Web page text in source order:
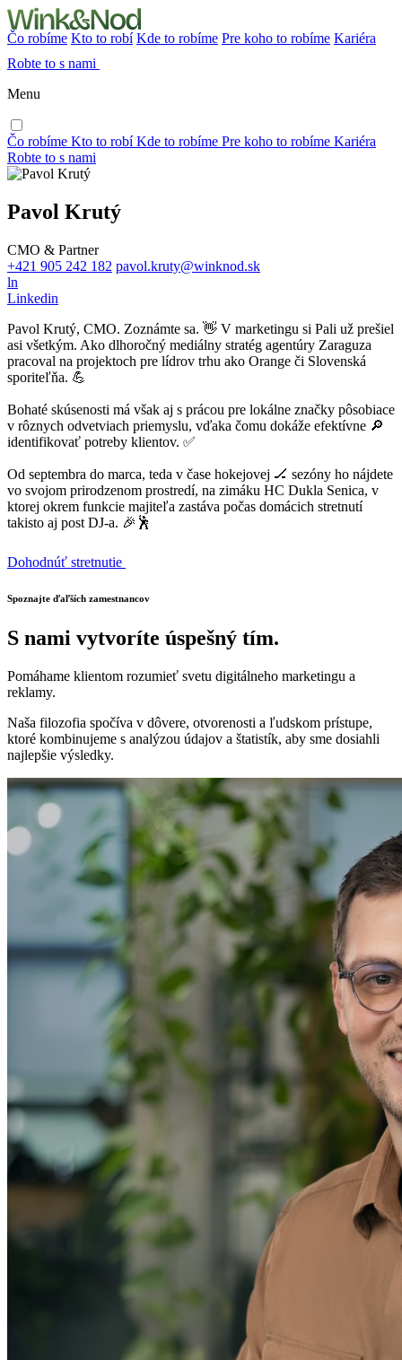
Čo robíme Kto to robí Kde to robíme Pre koho to robíme Kariéra
Robte to s nami
Menu
Čo robíme Kto to robíKde to robíme Pre koho to robíme Kariéra
Robte to s nami
Pavol Krutý
CMO & Partner
+421 905 242 182 pavol.kruty@winknod.sk
ln
Linkedin
Pavol Krutý, CMO. Zoznámte sa. 👋 V marketingu si Pali už prešiel
asi všetkým. Ako dlhoročný mediálny stratég agentúry Zaraguza
pracoval na projektoch pre lídrov trhu ako Orange či Slovenská
sporiteľňa. 💪
Bohaté skúsenosti má však aj s prácou pre lokálne značky pôsobiace
v rôznych odvetviach priemyslu, vďaka čomu dokáže efektívne 🔎
identifikovať potreby klientov. ✅️
Od septembra do marca, teda v čase hokejovej 🏒 sezóny ho nájdete
vo svojom prirodzenom prostredí, na zimáku HC Dukla Senica, v
ktorej okrem funkcie majiteľa zastáva počas domácich stretnutí
takisto aj post DJ-a. 🎉🕺
Dohodnúť stretnutie
Spoznajte ďaľších zamestnancov
S nami vytvoríte úspešný tím.
Pomáhame klientom rozumieť svetu digitálneho marketingu a
reklamy.
Naša filozofia spočíva v dôvere, otvorenosti a ľudskom prístupe,
ktoré kombinujeme s analýzou údajov a štatistík, aby sme dosiahli
najlepšie výsledky.